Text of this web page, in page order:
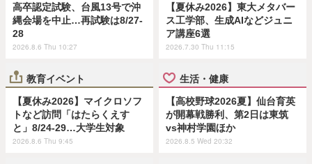
高卒認定試験、台風13号で沖
縄会場を中止…再試験は8/27-
28
2026.8.6 Thu 10:27
【夏休み2026】東大メタバー
ス工学部、生成AIなどジュニ
ア講座6選
2026.7.30 Thu 11:15
教育イベント
【夏休み2026】マイクロソフ
トなど訪問「はたらくえす
と」8/24-29…大学生対象
2026.8.6 Thu 9:45
生活・健康
【高校野球2026夏】仙台育英
が開幕戦勝利、第2日は東筑
vs神村学園ほか
2026.8.5 Wed 20:32